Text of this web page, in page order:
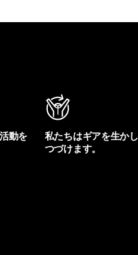
動を
私たちはギアを生かし
つづけます。